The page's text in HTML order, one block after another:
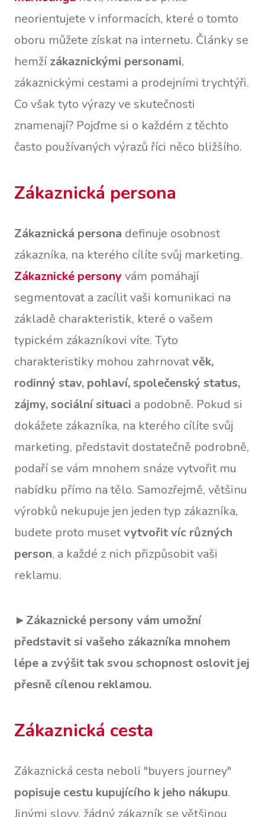
neorientujete v informacích, které o tomto
oboru můžete získat na internetu. Články se
hemží zákaznickými personami,
zákaznickými cestami a prodejními trychtýři.
Co však tyto výrazy ve skutečnosti
znamenají? Pojďme si o každém z těchto
často používaných výrazů říci něco bližšího.
Zákaznická persona
Zákaznická persona definuje osobnost
zákazníka, na kterého cílíte svůj marketing.
Zákaznické persony vám pomáhají
segmentovat a zacílit vaši komunikaci na
základě charakteristik, které o vašem
typickém zákazníkovi víte. Tyto
charakteristiky mohou zahrnovatvěk,
rodinný stav, pohlaví, společenský status,
zájmy, sociální situaci a podobně. Pokud si
dokážete zákazníka, na kterého cílíte svůj
marketing, představit dostatečně podrobně,
podaří se vám mnohem snáze vytvořit mu
nabídku přímo na tělo. Samozřejmě, většinu
výrobků nekupuje jen jeden typ zákazníka,
budete proto musetvytvořit víc různých
person, a každé z nich přizpůsobit vaši
reklamu.
►Zákaznické persony vám umožní
představit si vašeho zákazníka mnohem
lépe a zvýšit tak svou schopnost oslovit jej
přesně cílenou reklamou.
Zákaznická cesta
Zákaznická cesta neboli "buyers journey"
popisuje cestu kupujícího k jeho nákupu.
Jinými slovy, žádný zákazník se většinou